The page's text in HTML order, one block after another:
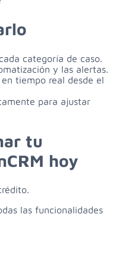
categoría de caso.
y las alertas.
tiempo real desde el
para ajustar
tu
hoy
las funcionalidades